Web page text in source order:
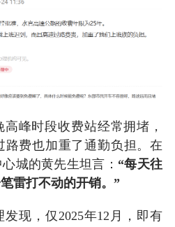
峰时段收费站经常拥堵，
路费也加重了通勤负担。在
城的黄先生坦言： “每天往
雷打不动的开销。”
现，仅2025年12月，即有